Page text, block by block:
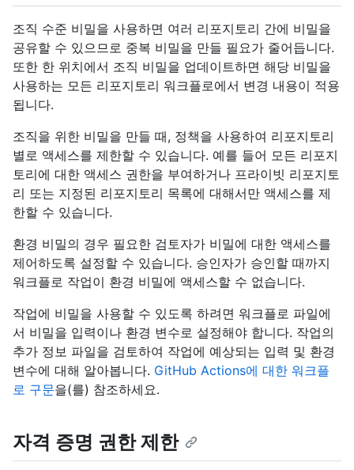
조직 수준 비밀을 사용하면 여러 리포지토리 간에 비밀을
공유할 수 있으므로 중복 비밀을 만들 필요가 줄어듭니다.
또한 한 위치에서 조직 비밀을 업데이트하면 해당 비밀을
사용하는 모든 리포지토리 워크플로에서 변경 내용이 적용
됩니다.
조직을 위한 비밀을 만들 때, 정책을 사용하여 리포지토리
별로 액세스를 제한할 수 있습니다. 예를 들어 모든 리포지
토리에 대한 액세스 권한을 부여하거나 프라이빗 리포지토
리 또는 지정된 리포지토리 목록에 대해서만 액세스를 제
한할 수 있습니다.
환경 비밀의 경우 필요한 검토자가 비밀에 대한 액세스를
제어하도록 설정할 수 있습니다. 승인자가 승인할 때까지
워크플로 작업이 환경 비밀에 액세스할 수 없습니다.
작업에 비밀을 사용할 수 있도록 하려면 워크플로 파일에
서 비밀을 입력이나 환경 변수로 설정해야 합니다. 작업의
추가 정보 파일을 검토하여 작업에 예상되는 입력 및 환경
변수에 대해 알아봅니다. GitHub Actions에 대한 워크플
로 구문을(를) 참조하세요.
자격 증명 권한 제한